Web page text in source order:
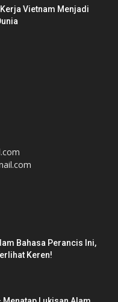
Vietnam Menjadi
Bahasa Perancis Ini,
Keren!